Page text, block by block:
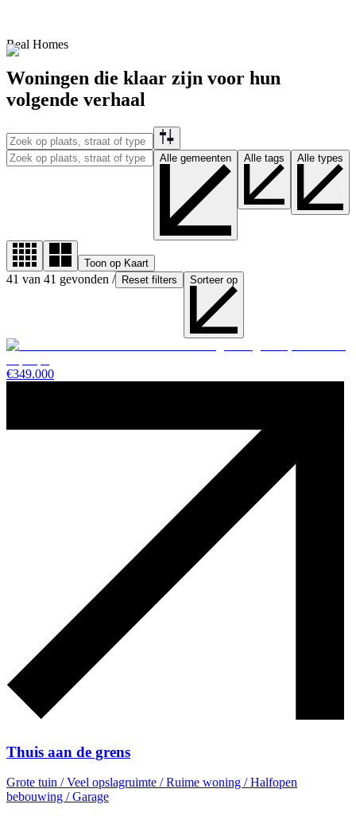
Real Homes
Woningen die klaar zijn voor hun
volgende verhaal
Alle gemeenten Alle tags Alle types
Toon op Kaart
41 van 41 gevonden / Reset filters Sorteer op
€349.000
Thuis aan de grens
Grote tuin / Veel opslagruimte / Ruime woning / Halfopen
bebouwing / Garage